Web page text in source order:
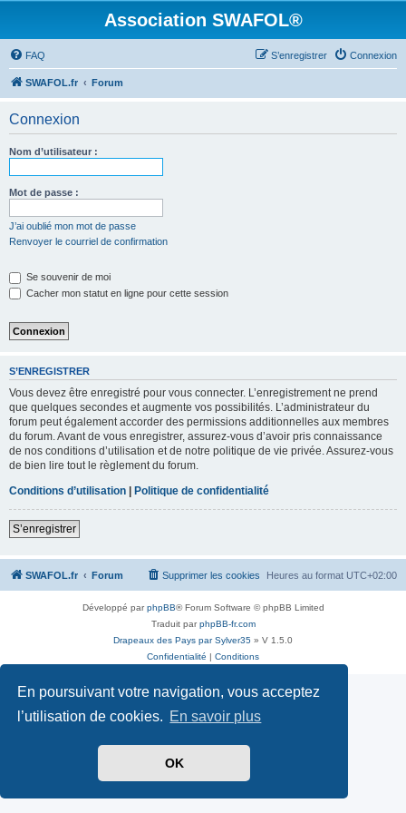
En poursuivant votre navigation, vous acceptez
l’utilisation de cookies. En savoir plus
OK
Association SWAFOL®
FAQ Connexion
S’enregistrer
SWAFOL.fr Forum
Connexion
Nom d’utilisateur :
Mot de passe :
J’ai oublié mon mot de passe
Renvoyer le courriel de confirmation
Se souvenir de moi
Cacher mon statut en ligne pour cette session
S’ENREGISTRER
Vous devez être enregistré pour vous connecter. L’enregistrement ne prend
que quelques secondes et augmente vos possibilités. L’administrateur du
forum peut également accorder des permissions additionnelles aux membres
du forum. Avant de vous enregistrer, assurez-vous d’avoir pris connaissance
de nos conditions d’utilisation et de notre politique de vie privée. Assurez-vous
de bien lire tout le règlement du forum.
Conditions d’utilisation | Politique de confidentialité
S’enregistrer
SWAFOL.fr Forum Heures au format UTC+02:00
Supprimer les cookies
Développé parphpBB® Forum Software © phpBB Limited
Traduit parphpBB-fr.com
Drapeaux des Pays par Sylver35 » V 1.5.0
Confidentialité | Conditions